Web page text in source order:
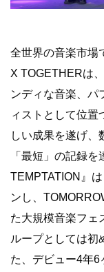
全世界の音楽市場
X TOGETHERは
ンディな音楽、パ
ィストとして位置
しい成果を遂げ、
「最短」の記録
TEMPTATION』
ンし、
た大規模音楽フェ
ループとしては初
た、デビュー4年